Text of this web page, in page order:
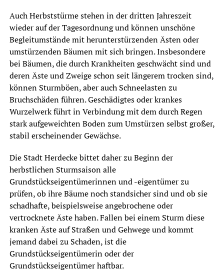
Auch Herbststürme stehen in der dritten Jahreszeit
wieder auf der Tagesordnung und können unschöne
Begleitumstände mit herunterstürzenden Ästen oder
umstürzenden Bäumen mit sich bringen. Insbesondere
bei Bäumen, die durch Krankheiten geschwächt sind und
deren Äste und Zweige schon seit längerem trocken sind,
können Sturmböen, aber auch Schneelasten zu
Bruchschäden führen. Geschädigtes oder krankes
Wurzelwerk führt in Verbindung mit dem durch Regen
stark aufgeweichten Boden zum Umstürzen selbst großer,
stabil erscheinender Gewächse.
Die Stadt Herdecke bittet daher zu Beginn der
herbstlichen Sturmsaison alle
Grundstückseigentümerinnen und -eigentümer zu
prüfen, ob ihre Bäume noch standsicher sind und ob sie
schadhafte, beispielsweise angebrochene oder
vertrocknete Äste haben. Fallen bei einem Sturm diese
kranken Äste auf Straßen und Gehwege und kommt
jemand dabei zu Schaden, ist die
Grundstückseigentümerin oder der
Grundstückseigentümer haftbar.